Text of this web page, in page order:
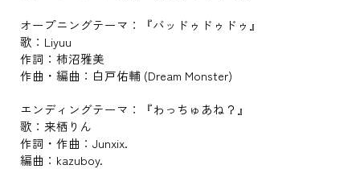
オープニングテーマ：『バッドゥドゥドゥ』
歌：Liyuu
作詞：柿沼雅美
作曲・編曲：白戸佑輔 (Dream Monster)
エンディングテーマ：『わっちゅあね？』
歌：来栖りん
作詞・作曲：Junxix.
編曲：kazuboy.